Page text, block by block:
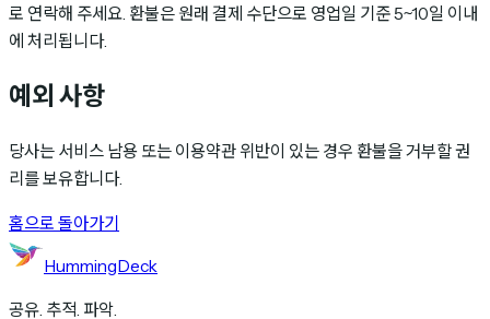
로 연락해 주세요. 환불은 원래 결제 수단으로 영업일 기준 5~10일 이내
에 처리됩니다.
예외 사항
당사는 서비스 남용 또는 이용약관 위반이 있는 경우 환불을 거부할 권
리를 보유합니다.
홈으로 돌아가기
HummingDeck
공유. 추적. 파악.